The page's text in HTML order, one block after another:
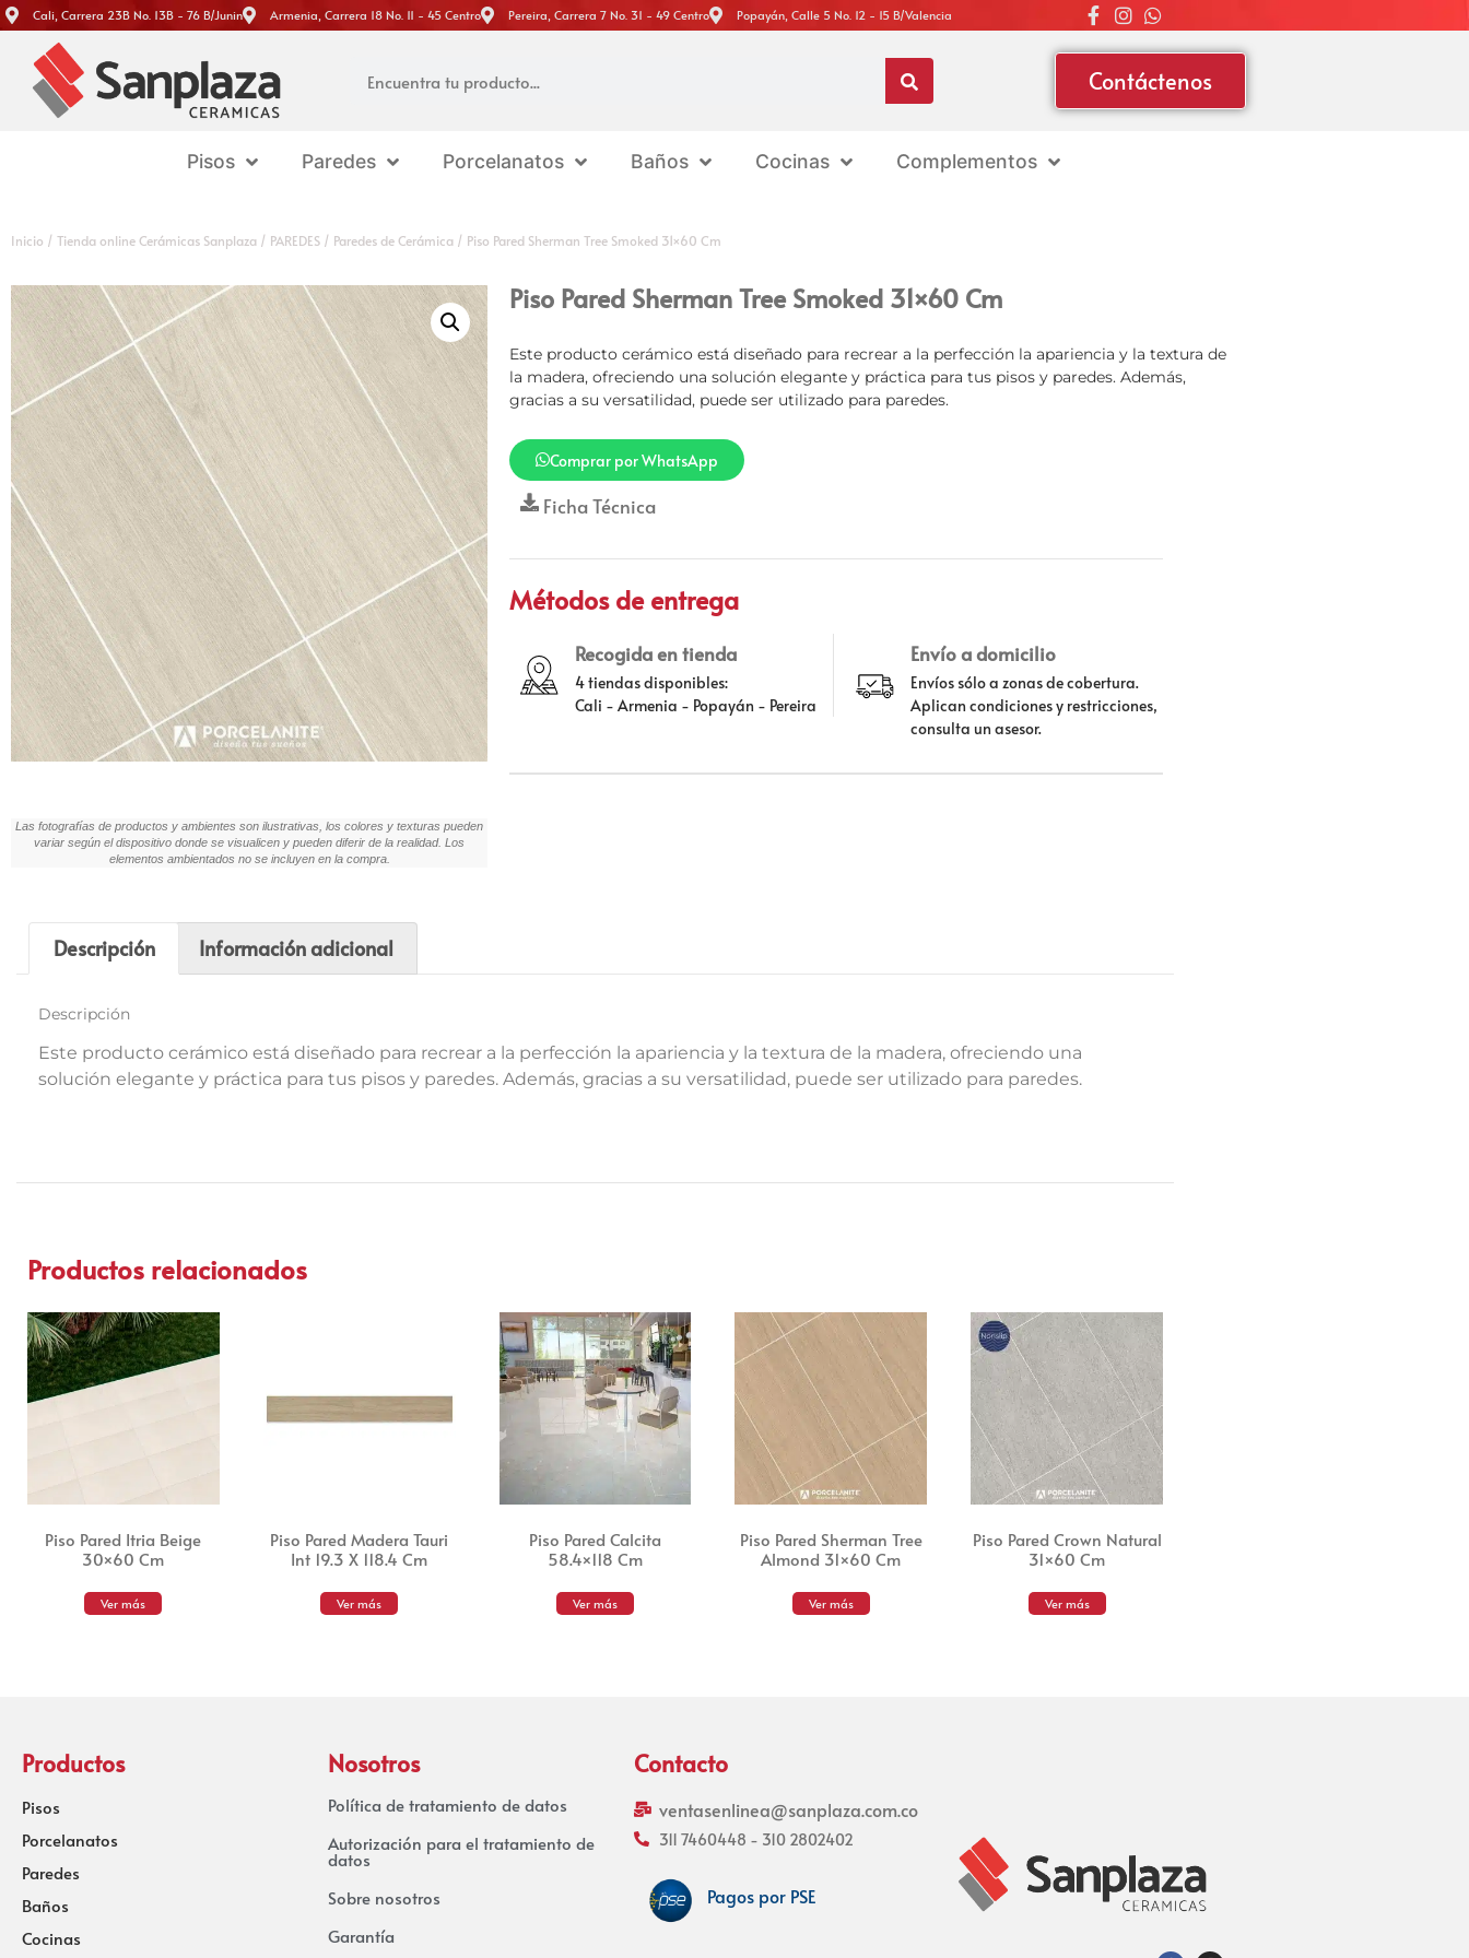
Cali, Carrera 23B No. 13B - 76 B/Junin Armenia, Carrera 18 No. 11 - 45 Centro Pereira, Carrera 7 No. 31 - 49 Centro Popayán, Calle 5 No. 12 - 15 B/Valencia
Contáctenos
Pisos Paredes Porcelanatos Baños Cocinas Complementos
Inicio / Tienda online Cerámicas Sanplaza / PAREDES / Paredes de Cerámica / Piso Pared Sherman Tree Smoked 31×60 Cm
Las fotografías de productos y ambientes son ilustrativas, los colores y texturas pueden
variar según el dispositivo donde se visualicen y pueden diferir de la realidad. Los
elementos ambientados no se incluyen en la compra.
Piso Pared Sherman Tree Smoked 31×60 Cm
Este producto cerámico está diseñado para recrear a la perfección la apariencia y la textura de
la madera, ofreciendo una solución elegante y práctica para tus pisos y paredes. Además,
gracias a su versatilidad, puede ser utilizado para paredes.
Comprar por WhatsApp
Ficha Técnica
Métodos de entrega
Recogida en tienda
4 tiendas disponibles:
Cali - Armenia - Popayán - Pereira
Envío a domicilio
Envíos sólo a zonas de cobertura.
Aplican condiciones y restricciones,
consulta un asesor.
Descripción Información adicional
Descripción
Este producto cerámico está diseñado para recrear a la perfección la apariencia y la textura de la madera, ofreciendo una
solución elegante y práctica para tus pisos y paredes. Además, gracias a su versatilidad, puede ser utilizado para paredes.
Productos relacionados
Piso Pared Itria Beige
30×60 Cm
Ver más
Piso Pared Madera Tauri
Int 19.3 X 118.4 Cm
Ver más
Piso Pared Calcita
58.4×118 Cm
Ver más
Piso Pared Sherman Tree
Almond 31×60 Cm
Ver más
Piso Pared Crown Natural
31×60 Cm
Ver más
Productos
Pisos
Porcelanatos
Paredes
Baños
Cocinas
Nosotros
Política de tratamiento de datos
Autorización para el tratamiento de
datos
Sobre nosotros
Garantía
Contacto
ventasenlinea@sanplaza.com.co
311 7460448 - 310 2802402
Pagos por PSE